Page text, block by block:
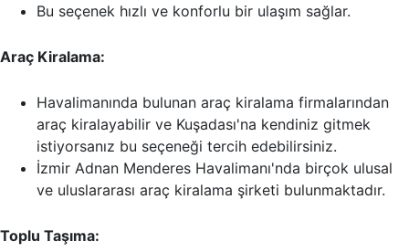
Bu seçenek hızlı ve konforlu bir ulaşım sağlar.
Araç Kiralama:
Havalimanında bulunan araç kiralama firmalarından
araç kiralayabilir ve Kuşadası'na kendiniz gitmek
istiyorsanız bu seçeneği tercih edebilirsiniz.
İzmir Adnan Menderes Havalimanı'nda birçok ulusal
ve uluslararası araç kiralama şirketi bulunmaktadır.
Toplu Taşıma: